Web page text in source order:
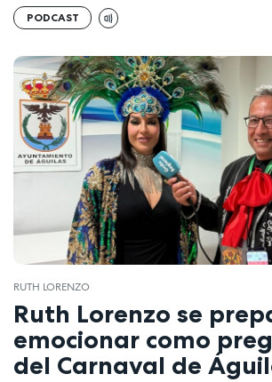
PODCAST
RUTH LORENZO
Ruth Lorenzo se
emocionar como
del Carnaval de